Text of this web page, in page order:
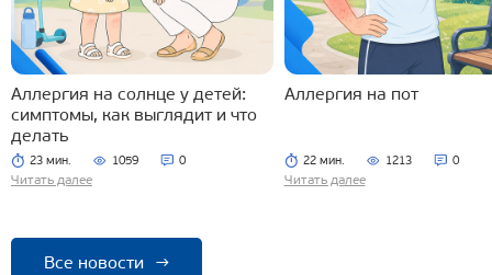
Аллергия на солнце у детей:
симптомы, как выглядит и что
делать
23 мин. 1059 0
Читать далее
Аллергия на пот
22 мин. 1213 0
Читать далее
Все новости →